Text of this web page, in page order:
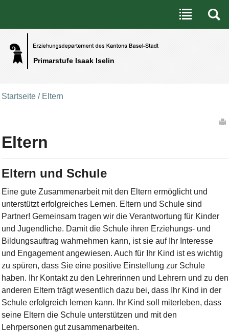
Primarstufe Isaak Iselin
Benutzerspezifische Werkzeuge
Direkt zum Inhalt|Direkt zur Navigation
Startseite / Eltern
Eltern
Eltern und Schule
Eine gute Zusammenarbeit mit den Eltern ermöglicht und
unterstützt erfolgreiches Lernen. Eltern und Schule sind
Partner! Gemeinsam tragen wir die Verantwortung für Kinder
und Jugendliche. Damit die Schule ihren Erziehungs- und
Bildungsauftrag wahrnehmen kann, ist sie auf Ihr Interesse
und Engagement angewiesen. Auch für Ihr Kind ist es wichtig
zu spüren, dass Sie eine positive Einstellung zur Schule
haben. Ihr Kontakt zu den Lehrerinnen und Lehrern und zu den
anderen Eltern trägt wesentlich dazu bei, dass Ihr Kind in der
Schule erfolgreich lernen kann. Ihr Kind soll miterleben, dass
seine Eltern die Schule unterstützen und mit den
Lehrpersonen gut zusammenarbeiten.